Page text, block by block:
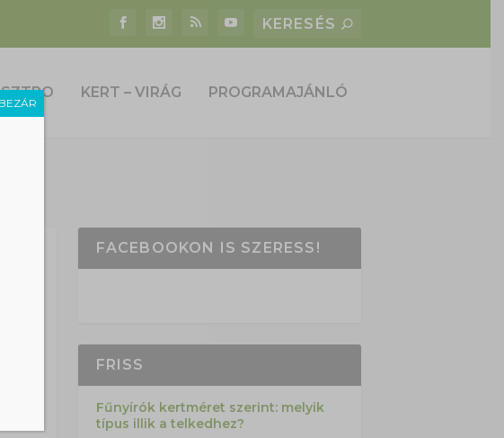
KERT – VIRÁG PROGRAMAJÁNLÓ
FACEBOOKON IS SZERESS!
FRISS
Fűnyírók kertméret szerint: melyik
típus illik a telkedhez?
BEZÁR